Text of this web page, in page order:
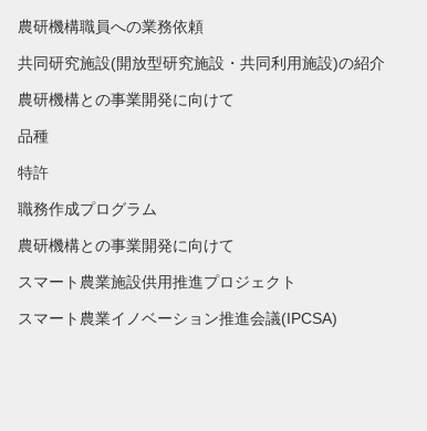
農研機構職員への業務依頼
共同研究施設(開放型研究施設・共同利用施設)の紹介
農研機構との事業開発に向けて
品種
特許
職務作成プログラム
農研機構との事業開発に向けて
スマート農業施設供用推進プロジェクト
スマート農業イノベーション推進会議(IPCSA)